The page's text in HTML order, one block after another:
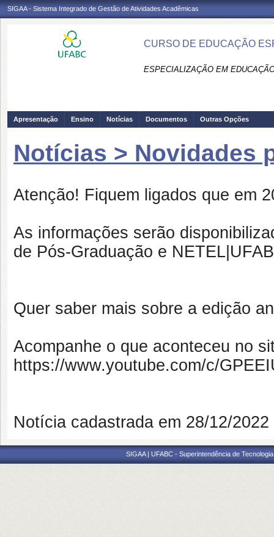
SIGAA - Sistema Integrado de Gestão de Atividades Acadêmicas
CURSO DE EDUCAÇÃO
ESPECIALIZAÇÃO EM
Apresentação Ensino Notícias Documentos Outras Opções
Notícias > Novidades
Atenção! Fiquem ligados que em
As informações serão
de Pós-Graduação e
Quer saber mais sobre a edição
Acompanhe o que aconteceu no
https://www.youtube.com/c/
Notícia cadastrada em 28/12/
SIGAA | UFABC - Superintendência de